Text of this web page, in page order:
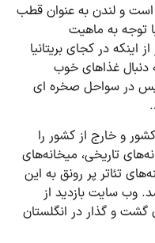
و لندن به عنوان قطب
توجه به ماهیت
در کجای بریتانیا
دنبال غذاهای خوب
در سواحل صخره ای
و خارج از کشور را
تاریخی، میخانه‌های
تئاتر پر رونق به این
وب سایت بازدید از
گشت و گذار در انگلستان